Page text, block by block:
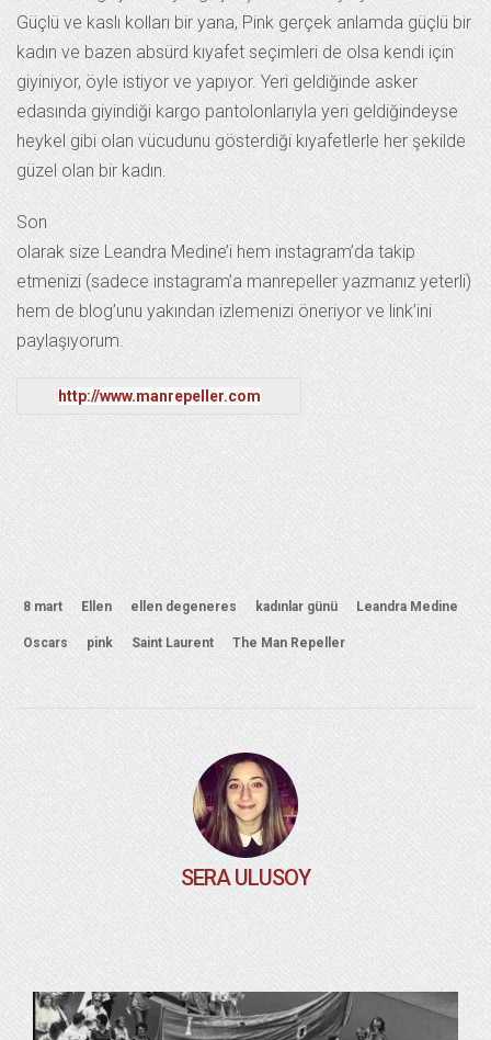
Güçlü ve kaslı kolları bir yana, Pink gerçek anlamda güçlü bir
kadın ve bazen absürd kıyafet seçimleri de olsa kendi için
giyiniyor, öyle istiyor ve yapıyor. Yeri geldiğinde asker
edasında giyindiği kargo pantolonlarıyla yeri geldiğindeyse
heykel gibi olan vücudunu gösterdiği kıyafetlerle her şekilde
güzel olan bir kadın.
Son
olarak size Leandra Medine’i hem instagram’da takip
etmenizi (sadece instagram’a manrepeller yazmanız yeterli)
hem de blog’unu yakından izlemenizi öneriyor ve link’ini
paylaşıyorum.
http://www.manrepeller.com
8 mart Ellen ellen degeneres kadınlar günü Leandra Medine
Oscars pink Saint Laurent The Man Repeller
SERA ULUSOY